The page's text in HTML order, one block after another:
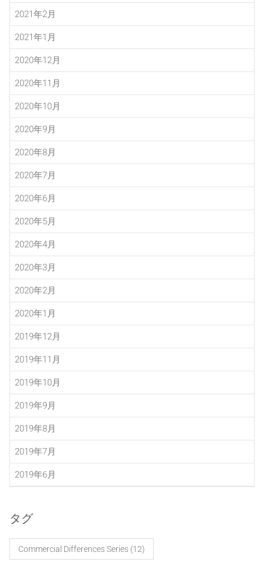
2021年2月
2021年1月
2020年12月
2020年11月
2020年10月
2020年9月
2020年8月
2020年7月
2020年6月
2020年5月
2020年4月
2020年3月
2020年2月
2020年1月
2019年12月
2019年11月
2019年10月
2019年9月
2019年8月
2019年7月
2019年6月
タグ
Commercial Differences Series(12)